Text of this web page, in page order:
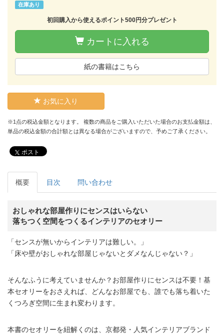
在庫あり
初回購入から使えるポイント500円分プレゼント
カートに入れる
紙の書籍はこちら
お気に入り
※1点の税込金額となります。 複数の商品をご購入いただいた場合のお支払金額は、
単品の税込金額の合計額とは異なる場合がございますので、予めご了承ください。
ポスト
概要 目次 問い合わせ
おしゃれな部屋作りにセンスはいらない
落ちつく空間をつくるインテリアのセオリー
「センスが無いからインテリアは難しい。」
「床や壁がおしゃれな部屋じゃないとダメなんじゃない？」
そんなふうに考えていませんか？お部屋作りにセンスは不要！基
本セオリーをおさえれば、どんなお部屋でも、誰でも落ち着いた
くつろぎ空間に生まれ変わります。
本書のセオリーを紐解くのは、京都発・人気インテリアブランド